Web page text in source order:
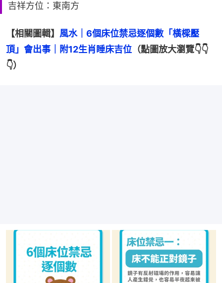
吉祥方位：東南方
【相關圖輯】 風水｜6個床位禁忌逐個數「橫樑壓
頂」會出事｜附12生肖睡床吉位 （點圖放大瀏覽👇👇
👇）